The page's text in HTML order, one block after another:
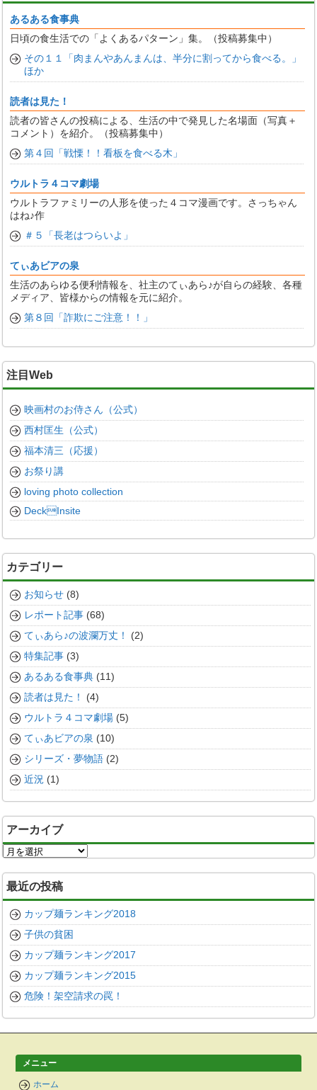
あるある食事典
日頃の食生活での「よくあるパターン」集。（投稿募集中）
その１１「肉まんやあんまんは、半分に割ってから食べる。」
ほか
読者は見た！
読者の皆さんの投稿による、生活の中で発見した名場面（写真＋
コメント）を紹介。（投稿募集中）
第４回「戦慄！！看板を食べる木」
ウルトラ４コマ劇場
ウルトラファミリーの人形を使った４コマ漫画です。さっちゃん
はね♪作
＃５「長老はつらいよ」
てぃあビアの泉
生活のあらゆる便利情報を、社主のてぃあら♪が自らの経験、各種
メディア、皆様からの情報を元に紹介。
第８回「詐欺にご注意！！」
注目Web
映画村のお侍さん（公式）
西村匡生（公式）
福本清三（応援）
お祭り講
loving photo collection
DeckInsite
カテゴリー
お知らせ (8)
レポート記事 (68)
てぃあら♪の波瀾万丈！
(2)
特集記事 (3)
あるある食事典 (11)
読者は見た！
(4)
ウルトラ４コマ劇場 (5)
てぃあビアの泉 (10)
シリーズ・夢物語 (2)
近況 (1)
アーカイブ
ア
ー
カ
イ
ブ
最近の投稿
カップ麺ランキング2018
子供の貧困
カップ麺ランキング2017
カップ麺ランキング2015
危険！架空請求の罠！
メニュー
ホーム